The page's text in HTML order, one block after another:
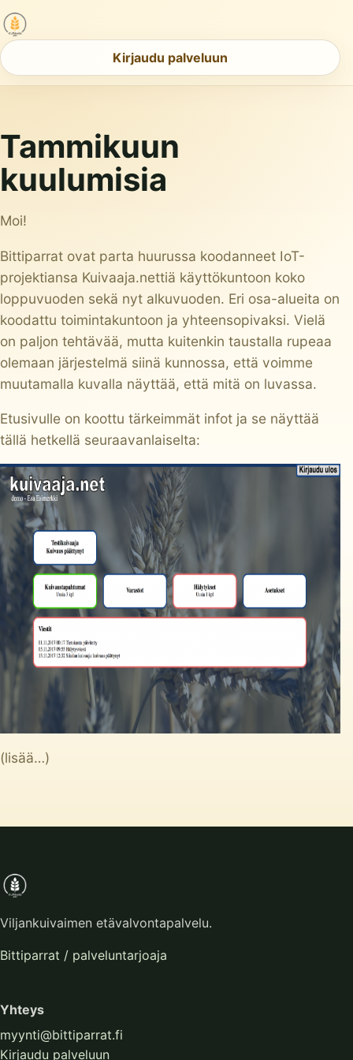
Kirjaudu palveluun
Tammikuun
kuulumisia
Moi!
Bittiparrat ovat parta huurussa koodanneet IoT-
projektiansa Kuivaaja.nettiä käyttökuntoon koko
loppuvuoden sekä nyt alkuvuoden. Eri osa-alueita on
koodattu toimintakuntoon ja yhteensopivaksi. Vielä
on paljon tehtävää, mutta kuitenkin taustalla rupeaa
olemaan järjestelmä siinä kunnossa, että voimme
muutamalla kuvalla näyttää, että mitä on luvassa.
Etusivulle on koottu tärkeimmät infot ja se näyttää
tällä hetkellä seuraavanlaiselta:
(lisää…)
Viljankuivaimen etävalvontapalvelu.
Bittiparrat / palveluntarjoaja
Yhteys
myynti@bittiparrat.fi
Kirjaudu palveluun